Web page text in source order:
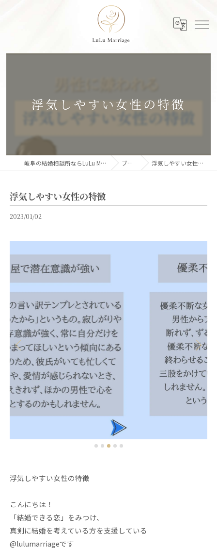
浮気しやすい女性の特徴
岐阜の結婚相談所ならLuLu Marriage ブログ 浮気しやすい女性の特徴
浮気しやすい女性の特徴
2023/01/02
浮気しやすい女性の特徴
こんにちは！
「結婚できる恋」をみつけ、
真剣に結婚を考えている方を支援している
@lulumarriageです